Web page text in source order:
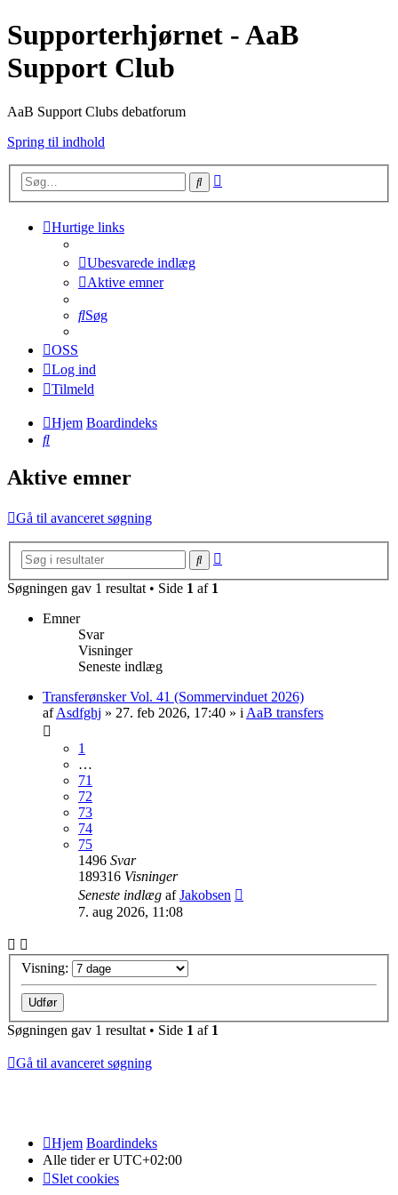
Supporterhjørnet - AaB
Support Club
AaB Support Clubs debatforum
Spring til indhold
Søg
Hurtige links
Ubesvarede indlæg
Aktive emner
Søg
OSS
Log ind
Tilmeld
Hjem Boardindeks
Søg
Aktive emner
Gå til avanceret søgning
Søg
Søgningen gav 1 resultat • Side 1 af 1
Emner
Svar
Visninger
Seneste indlæg
Transferønsker Vol. 41 (Sommervinduet 2026)
afAsdfghj » 27. feb 2026, 17:40 » i AaB transfers
1
…
71
72
73
74
75
1496 Svar
189316 Visninger
Seneste indlæg afJakobsen
7. aug 2026, 11:08
Visning:
Søgningen gav 1 resultat • Side 1 af 1
Gå til avanceret søgning
Hjem Boardindeks
Alle tider erUTC+02:00
Slet cookies